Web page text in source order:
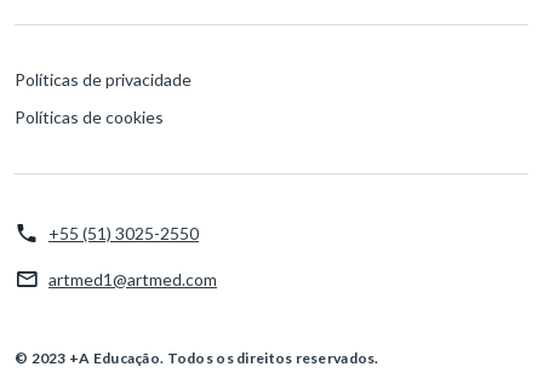
Políticas de privacidade
Políticas de cookies
+55 (51) 3025-2550
artmed1@artmed.com
© 2023 +A Educação. Todos os direitos reservados.